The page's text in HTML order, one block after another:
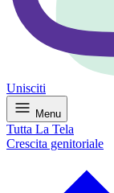
Unisciti
Menu
Tutta La Tela
Crescita genitoriale